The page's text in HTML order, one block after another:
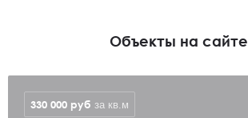
Объекты на сайте
330 000 руб за кв.м